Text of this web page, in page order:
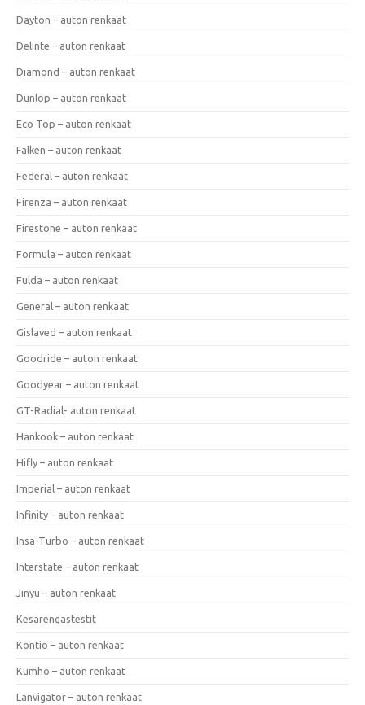
Dayton – auton renkaat
Delinte – auton renkaat
Diamond – auton renkaat
Dunlop – auton renkaat
Eco Top – auton renkaat
Falken – auton renkaat
Federal – auton renkaat
Firenza – auton renkaat
Firestone – auton renkaat
Formula – auton renkaat
Fulda – auton renkaat
General – auton renkaat
Gislaved – auton renkaat
Goodride – auton renkaat
Goodyear – auton renkaat
GT-Radial- auton renkaat
Hankook – auton renkaat
Hifly – auton renkaat
Imperial – auton renkaat
Infinity – auton renkaat
Insa-Turbo – auton renkaat
Interstate – auton renkaat
Jinyu – auton renkaat
Kesärengastestit
Kontio – auton renkaat
Kumho – auton renkaat
Lanvigator – auton renkaat